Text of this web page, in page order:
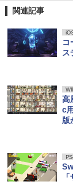
関連記事
コ
ス
高
c
版